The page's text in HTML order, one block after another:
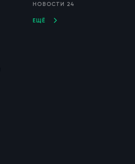
НОВОСТИ 24
ЕЩЁ